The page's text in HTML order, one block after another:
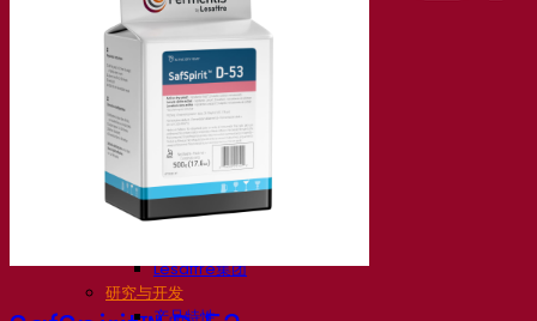
我们的公司
关于我们
发酵专家
Fermentis 园区
充满热情的团队
Lesaffre集团
研究与开发